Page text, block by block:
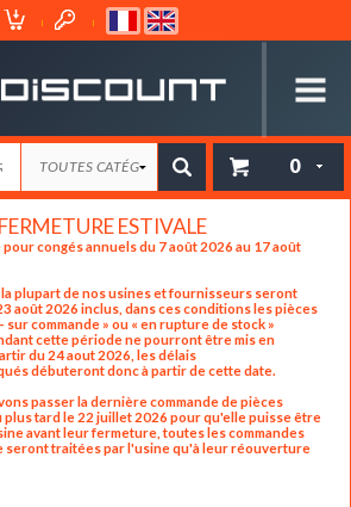
Mon
Espace
0
ESTIVALE
congés annuels du 7 août 2026 au 17 août
plupart de nos usines et fournisseurs seront
août 2026 inclus, dans ces conditions les pièces
commande » ou « en rupture de stock »
cette période ne pourront être mis en
du 24 aout 2026, les délais
débuteront donc à partir de cette date.
passer la dernière commande de pièces
plus tard le 22 juillet 2026 pour qu'elle puisse être
avant leur fermeture, toutes les commandes
seront traitées par l'usine qu'à leur réouverture